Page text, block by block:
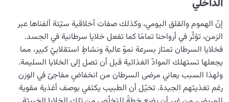
الداخلي
إنّ الهموم والقلق اليومي، وكذلك صفات أخلاقية سيّئة ألفناها عبر
الزمن، تؤثّر في أرواحنا تمامًا كما تفعل خلايا سرطانية في الجسد.
فخلايا السرطان تمتاز بسرعة نموّ عالية ونشاطٍ استقلابيّ كبير، مما
يجعلها تستهلك الموادّ الغذائية قبل أن تصل إلى الخلايا السليمة.
ولهذا السبب يعاني مرضى السرطان من انخفاضٍ مفاجئ في الوزن
رغم تغذيتهم الجيدة. تخيّل أن الطبيب يكتفي بوصف أغذية مقوية